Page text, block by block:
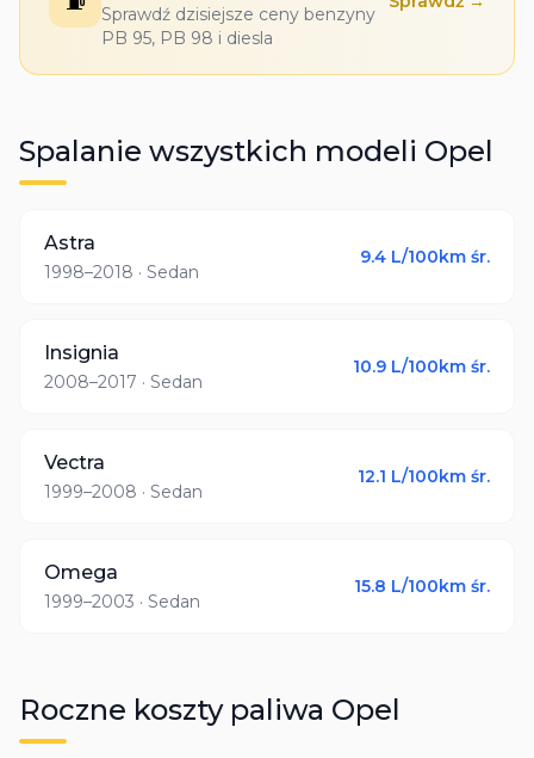
Sprawdź dzisiejsze ceny benzyny
PB 95, PB 98 i diesla
Spalanie wszystkich modeli Opel
Astra
1998–2018 · Sedan
9.4 L/100km śr.
Insignia
2008–2017 · Sedan
10.9 L/100km śr.
Vectra
1999–2008 · Sedan
12.1 L/100km śr.
Omega
1999–2003 · Sedan
15.8 L/100km śr.
Roczne koszty paliwa Opel